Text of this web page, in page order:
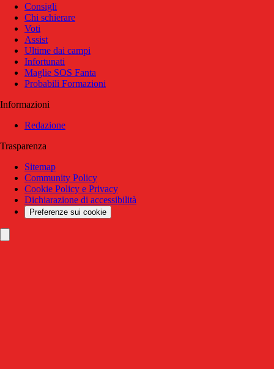
Consigli
Chi schierare
Voti
Assist
Ultime dai campi
Infortunati
Maglie SOS Fanta
Probabili Formazioni
Informazioni
Redazione
Trasparenza
Sitemap
Community Policy
Cookie Policy e Privacy
Dichiarazione di accessibilità
Preferenze sui cookie